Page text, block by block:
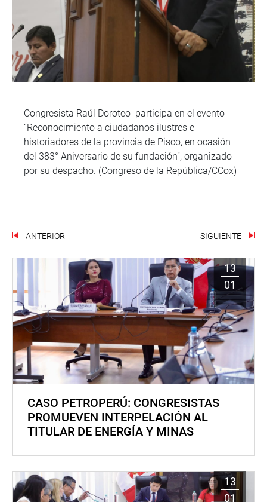
Congresista Raúl Doroteo participa en el evento
“Reconocimiento a ciudadanos ilustres e
historiadores de la provincia de Pisco, en ocasión
del 383° Aniversario de su fundación”, organizado
por su despacho. (Congreso de la República/CCox)
ANTERIOR SIGUIENTE
13
01
CASO PETROPERÚ: CONGRESISTAS
PROMUEVEN INTERPELACIÓN AL
TITULAR DE ENERGÍA Y MINAS
13
01